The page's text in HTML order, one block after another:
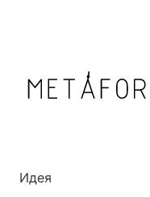
Идея